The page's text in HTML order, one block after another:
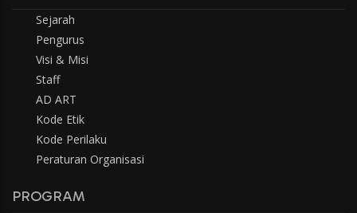
Sejarah
Pengurus
Visi & Misi
Staff
AD ART
Kode Etik
Kode Perilaku
Peraturan Organisasi
PROGRAM